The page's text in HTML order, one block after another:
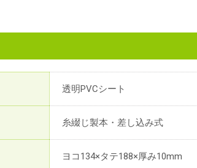
透明PVCシート
糸綴じ製本・差し込み式
ヨコ134×タテ188×厚み10mm